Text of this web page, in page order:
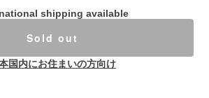
shipping available
Sold out
国内にお住まいの方向け